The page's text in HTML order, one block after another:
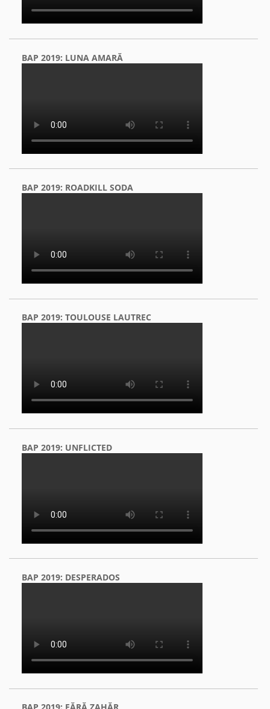
BAP 2019: LUNA AMARĂ
BAP 2019: ROADKILL SODA
BAP 2019: TOULOUSE LAUTREC
BAP 2019: UNFLICTED
BAP 2019: DESPERADOS